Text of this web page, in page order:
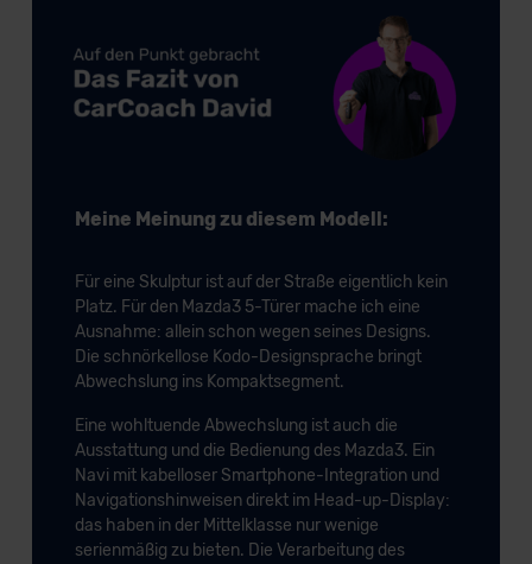
Meine Meinung zu diesem Modell:
Für eine Skulptur ist auf der Straße eigentlich kein
Platz. Für den Mazda3 5-Türer mache ich eine
Ausnahme: allein schon wegen seines Designs.
Die schnörkellose Kodo-Designsprache bringt
Abwechslung ins Kompaktsegment.
Eine wohltuende Abwechslung ist auch die
Ausstattung und die Bedienung des Mazda3. Ein
Navi mit kabelloser Smartphone-Integration und
Navigationshinweisen direkt im Head-up-Display:
das haben in der Mittelklasse nur wenige
serienmäßig zu bieten. Die Verarbeitung des